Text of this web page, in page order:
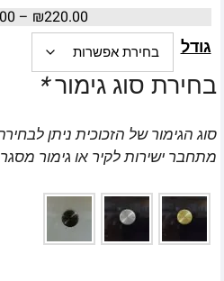
₪220.00
–
גודל
בחירת סוג גימור*
סוג הגימור של הזכוכית ניתן
מתחבר ישירות לקיר או גימור